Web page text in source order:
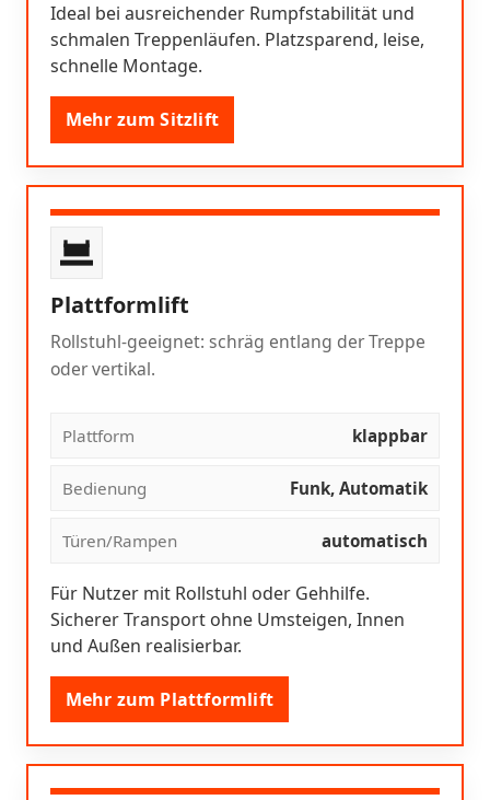
Ideal bei ausreichender Rumpfstabilität und
schmalen Treppenläufen. Platzsparend, leise,
schnelle Montage.
Mehr zum Sitzlift
Plattformlift
Rollstuhl-geeignet: schräg entlang der Treppe
oder vertikal.
Plattform klappbar
Bedienung Funk, Automatik
Türen/Rampen automatisch
Für Nutzer mit Rollstuhl oder Gehhilfe.
Sicherer Transport ohne Umsteigen, Innen
und Außen realisierbar.
Mehr zum Plattformlift